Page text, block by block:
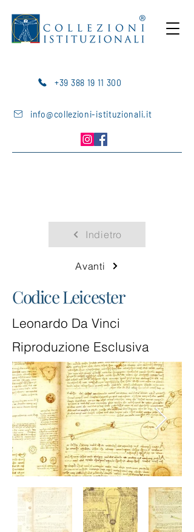
+39 388 19 11 300
info@collezioni-istituzionali.it
Indietro
Avanti
Codice Leicester
Leonardo Da Vinci
Riproduzione Esclusiva